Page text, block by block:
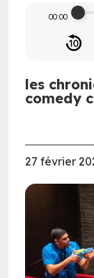
00:00
les
comedy
27 février